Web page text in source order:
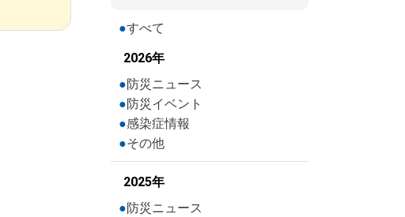
すべて
2026年
防災ニュース
防災イベント
感染症情報
その他
2025年
防災ニュース